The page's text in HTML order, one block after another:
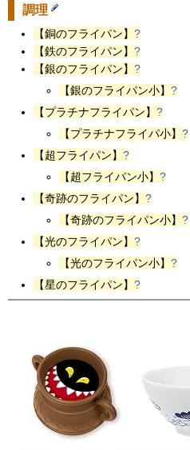
調理
【銅のフライパン】 ?
【鉄のフライパン】 ?
【銀のフライパン】 ?
【銀のフライパン小】 ?
【プラチナフライパン】 ?
【プラチナフライパ小】 ?
【超フライパン】 ?
【超フライパン小】 ?
【奇跡のフライパン】 ?
【奇跡のフライパン小】 ?
【光のフライパン】 ?
【光のフライパン小】 ?
【星のフライパン】 ?